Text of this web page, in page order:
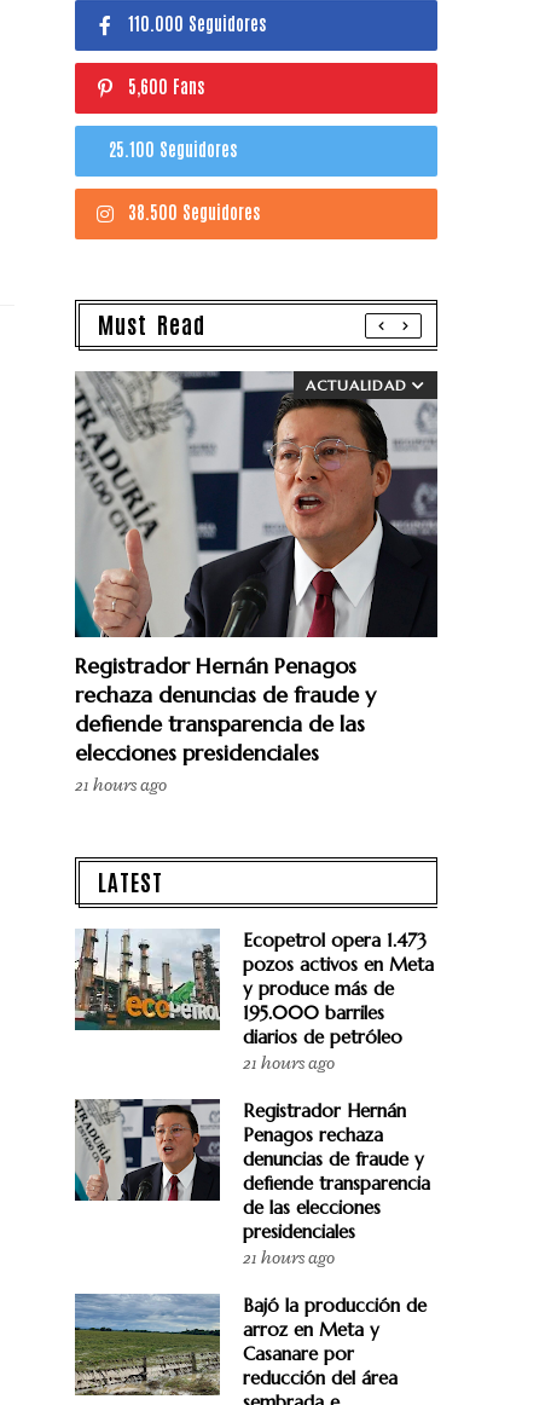
110.000 Seguidores
5,600 Fans
25.100 Seguidores
38.500 Seguidores
Must Read
ACTUALIDAD
Registrador Hernán Penagos
rechaza denuncias de fraude y
defiende transparencia de las
elecciones presidenciales
21 hours ago
LATEST
Ecopetrol opera 1.473
pozos activos en Meta
y produce más de
195.000 barriles
diarios de petróleo
21 hours ago
Registrador Hernán
Penagos rechaza
denuncias de fraude y
defiende transparencia
de las elecciones
presidenciales
21 hours ago
Bajó la producción de
arroz en Meta y
Casanare por
reducción del área